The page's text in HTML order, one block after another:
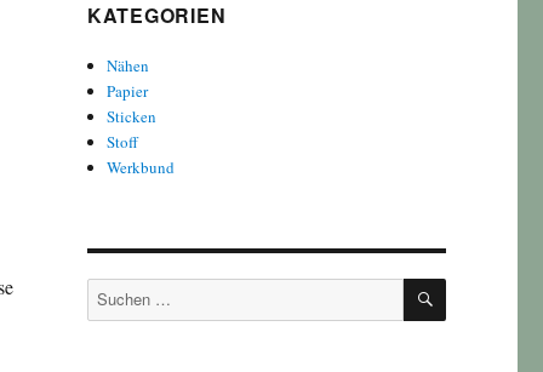
KATEGORIEN
Nähen
Papier
Sticken
Stoff
Werkbund
Suchen
nach:
SUCHEN